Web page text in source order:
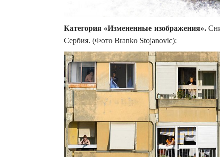
Категория «Измененные изображения».
Сербия. (Фото Branko Stojanovic):